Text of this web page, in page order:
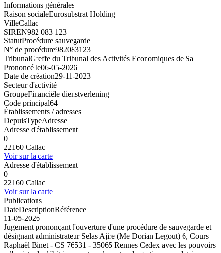
Informations générales
Raison socialeEurosubstrat Holding
VilleCallac
SIREN982 083 123
StatutProcédure sauvegarde
N° de procédure982083123
TribunalGreffe du Tribunal des Activités Economiques de Sa
Prononcé le06-05-2026
Date de création29-11-2023
Secteur d'activité
GroupeFinanciële dienstverlening
Code principal64
Établissements / adresses
DepuisTypeAdresse
Adresse d'établissement
0
22160 Callac
Voir sur la carte
Adresse d'établissement
0
22160 Callac
Voir sur la carte
Publications
DateDescriptionRéférence
11-05-2026
Jugement prononçant l'ouverture d'une procédure de sauvegarde et
désignant administrateur Selas Ajire (Me Dorian Legout) 6, Cours
Raphaël Binet - CS 76531 - 35065 Rennes Cedex avec les pouvoirs